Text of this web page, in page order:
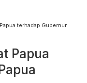
terhadap Gubernur
Papua